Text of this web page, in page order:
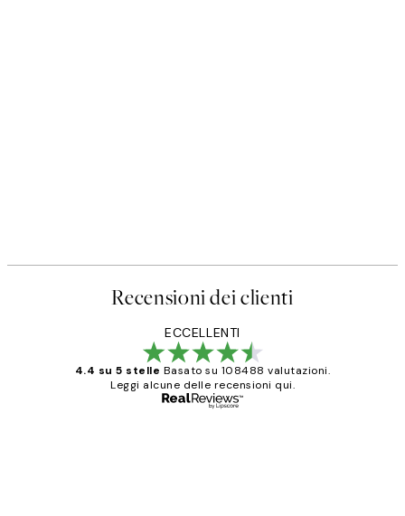
Recensioni dei clienti
ECCELLENTI
4.4 su 5 stelle Basato su 108488 valutazioni.
Leggi alcune delle recensioni qui.